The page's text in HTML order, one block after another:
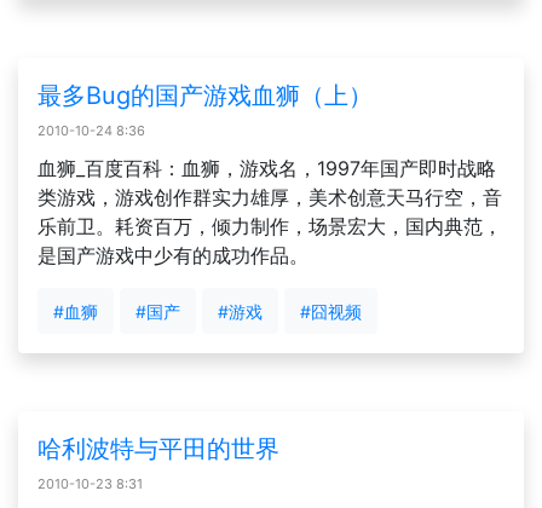
最多Bug的国产游戏血狮（上）
2010-10-24 8:36
血狮_百度百科：血狮，游戏名，1997年国产即时战略
类游戏，游戏创作群实力雄厚，美术创意天马行空，音
乐前卫。耗资百万，倾力制作，场景宏大，国内典范，
是国产游戏中少有的成功作品。
#血狮 #国产 #游戏 #囧视频
哈利波特与平田的世界
2010-10-23 8:31